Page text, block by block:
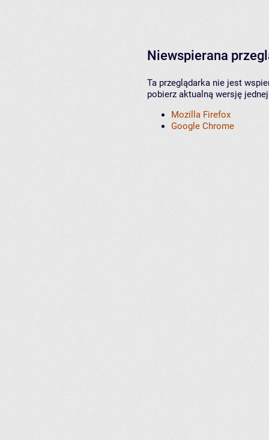
Niewspierana
Ta przeglądarka nie jest
pobierz aktualną wersję
Mozilla Firefox
Google Chrome